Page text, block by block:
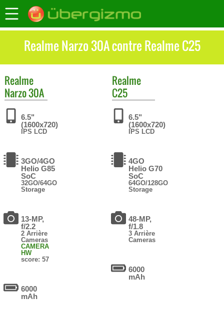
Realme Narzo 30A contre Realme C25
Realme
Narzo 30A
6.5"
(1600x720)
IPS LCD
3GO/4GO
Helio G85
SoC
32GO/64GO
Storage
13-MP,
f/2.2
2 Arrière
Cameras
CAMERA
HW
score: 57
6000
mAh
Realme
C25
6.5"
(1600x720)
IPS LCD
4GO
Helio G70
SoC
64GO/128GO
Storage
48-MP,
f/1.8
3 Arrière
Cameras
6000
mAh